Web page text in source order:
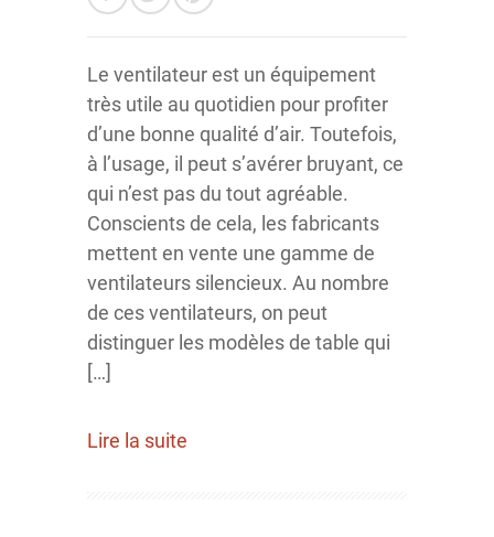
Le ventilateur est un équipement
très utile au quotidien pour profiter
d’une bonne qualité d’air. Toutefois,
à l’usage, il peut s’avérer bruyant, ce
qui n’est pas du tout agréable.
Conscients de cela, les fabricants
mettent en vente une gamme de
ventilateurs silencieux. Au nombre
de ces ventilateurs, on peut
distinguer les modèles de table qui
[…]
Lire la suite